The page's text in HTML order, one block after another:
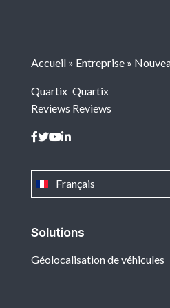
Solutions
Géolocalisation de véhicules
Français
Accueil » Entreprise »
Quartix
Reviews
Quartix
Reviews